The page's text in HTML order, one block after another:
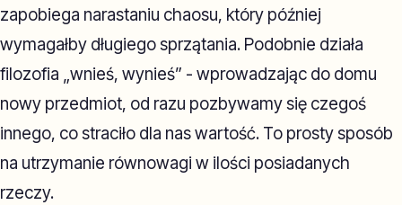
zapobiega narastaniu chaosu, który później
wymagałby długiego sprzątania. Podobnie działa
filozofia „wnieś, wynieś” - wprowadzając do domu
nowy przedmiot, od razu pozbywamy się czegoś
innego, co straciło dla nas wartość. To prosty sposób
na utrzymanie równowagi w ilości posiadanych
rzeczy.